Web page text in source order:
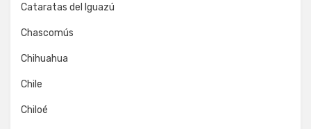
Cataratas del Iguazú
Chascomús
Chihuahua
Chile
Chiloé